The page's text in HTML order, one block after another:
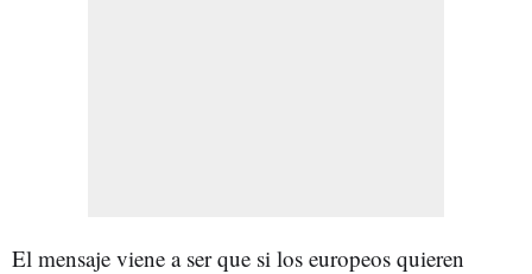
El mensaje viene a ser que si los europeos quieren